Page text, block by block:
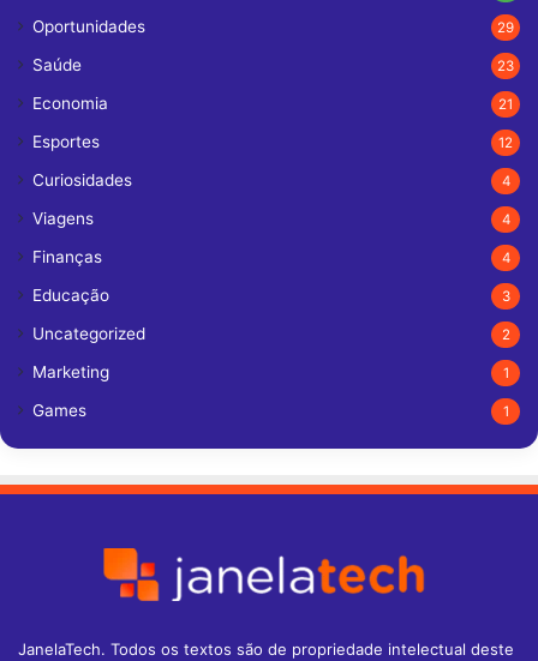
Oportunidades 29
Saúde 23
Economia 21
Esportes 12
Curiosidades 4
Viagens 4
Finanças 4
Educação 3
Uncategorized 2
Marketing 1
Games 1
JanelaTech. Todos os textos são de propriedade intelectual deste